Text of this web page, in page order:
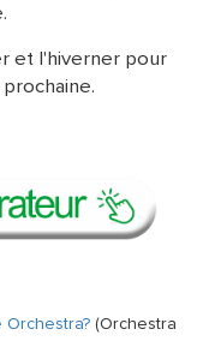
et l'hiverner pour
Orchestra? (Orchestra